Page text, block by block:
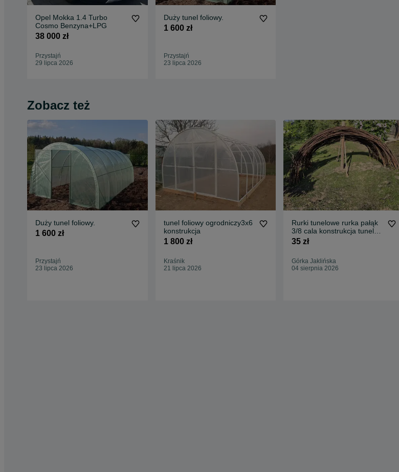
Opel Mokka 1.4 Turbo
Cosmo Benzyna+LPG
38 000 zł
Przystajń
29 lipca 2026
Duży tunel foliowy.
1 600 zł
Przystajń
23 lipca 2026
Zobacz też
Duży tunel foliowy.
1 600 zł
Przystajń
23 lipca 2026
tunel foliowy ogrodniczy3x6
konstrukcja
1 800 zł
Kraśnik
21 lipca 2026
Rurki tunelowe rurka pałąk
3/8 cala konstrukcja tunelu
tunel ogrodowy
35 zł
Górka Jaklińska
04 sierpnia 2026